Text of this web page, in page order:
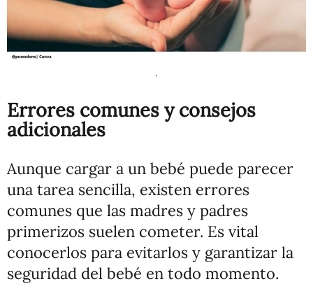
.
Errores comunes y consejos
adicionales
Aunque cargar a un bebé puede parecer
una tarea sencilla, existen errores
comunes que las madres y padres
primerizos suelen cometer. Es vital
conocerlos para evitarlos y garantizar la
seguridad del bebé en todo momento.